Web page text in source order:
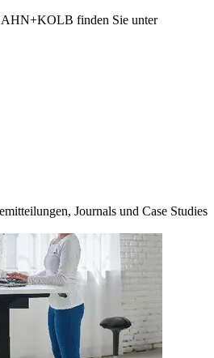
finden Sie unter
Journals und Case Studies